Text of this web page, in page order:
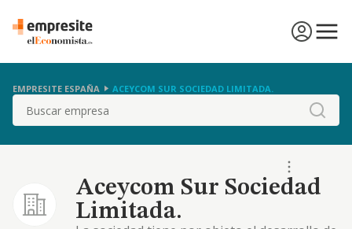
EMPRESITE ESPAÑA ACEYCOM SUR SOCIEDAD LIMITADA.
Buscar
Aceycom Sur Sociedad
Limitada.